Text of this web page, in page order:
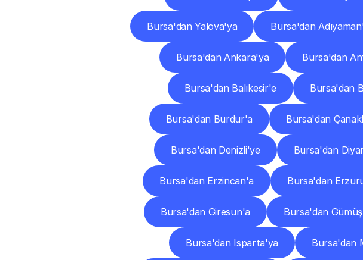
Bursa'dan Yalova'ya Bursa'dan
Bursa'dan Ankara'ya Bursa'dan
Bursa'dan Balıkesir'e Bursa'dan
Bursa'dan Burdur'a Bursa'dan
Bursa'dan Denizli'ye Bursa'dan
Bursa'dan Erzincan'a Bursa'dan
Bursa'dan Giresun'a Bursa'dan
Bursa'dan Isparta'ya Bursa'dan